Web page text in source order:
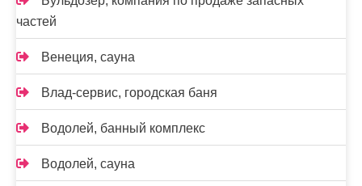
частей
Венеция, сауна
Влад-сервис, городская баня
Водолей, банный комплекс
Водолей, сауна